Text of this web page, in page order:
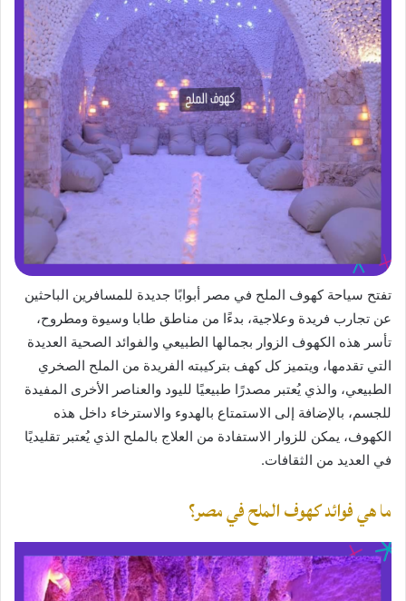
تفتح سياحة كهوف الملح في مصر أبوابًا جديدة للمسافرين الباحثين
عن تجارب فريدة وعلاجية، بدءًا من مناطق طابا وسيوة ومطروح،
تأسر هذه الكهوف الزوار بجمالها الطبيعي والفوائد الصحية العديدة
التي تقدمها، ويتميز كل كهف بتركيبته الفريدة من الملح الصخري
الطبيعي، والذي يُعتبر مصدرًا طبيعيًا لليود والعناصر الأخرى المفيدة
للجسم، بالإضافة إلى الاستمتاع بالهدوء والاسترخاء داخل هذه
الكهوف، يمكن للزوار الاستفادة من العلاج بالملح الذي يُعتبر تقليديًا
في العديد من الثقافات.
ما هي فوائد كهوف الملح في مصر؟